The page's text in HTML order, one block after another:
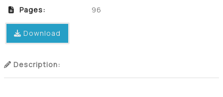
Pages:
96
Download
Description: